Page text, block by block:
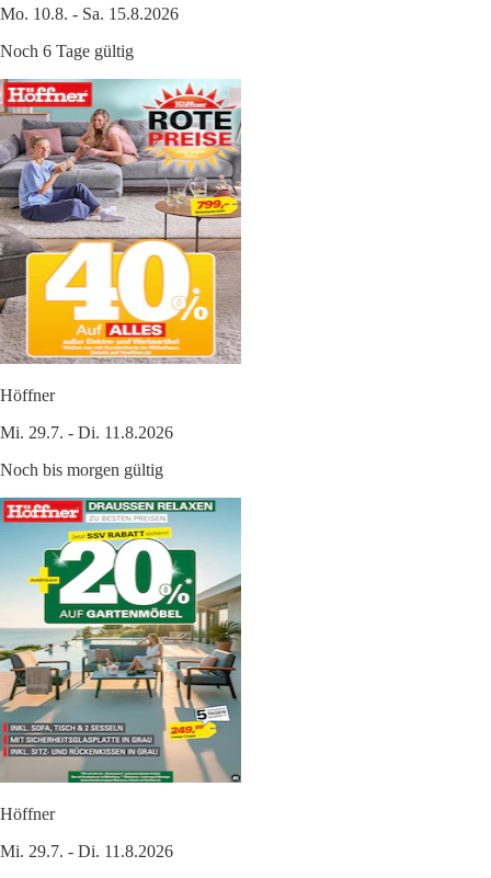
Mo. 10.8. - Sa. 15.8.2026
Noch 6 Tage gültig
Höffner
Mi. 29.7. - Di. 11.8.2026
Noch bis morgen gültig
Höffner
Mi. 29.7. - Di. 11.8.2026